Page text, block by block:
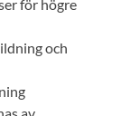
för högre
och